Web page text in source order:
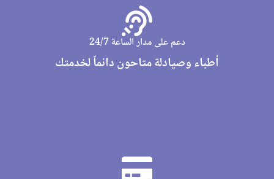
دعم على مدار الساعة 24/7
أطباء وصيادلة متاحون دائماً لخدمتك